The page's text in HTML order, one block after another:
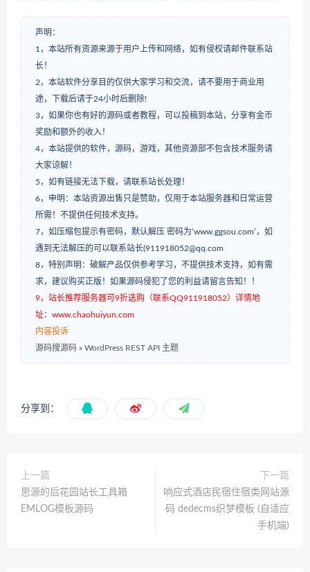
声明：
1，本站所有资源来源于用户上传和网络，如有侵权请邮件联系站
长！
2，本站软件分享目的仅供大家学习和交流，请不要用于商业用
途，下载后请于24小时后删除!
3，如果你也有好的源码或者教程，可以投稿到本站，分享有金币
奖励和额外的收入！
4，本站提供的软件，源码，游戏，其他资源部不包含技术服务请
大家谅解！
5，如有链接无法下载，请联系站长处理！
6，申明：本站资源出售只是赞助，仅用于本站服务器和日常运营
所需！不提供任何技术支持。
7，如压缩包提示有密码，默认解压 密码为‘www.ggsou.com’，如
遇到无法解压的可以联系站长(911918052@qq.com
8，特别声明：破解产品仅供参考学习，不提供技术支持，如有需
求，建议购买正版！如果源码侵犯了您的利益请留言告知！！
9，站长推荐服务器可9折选购（联系QQ911918052）详情地
址：www.chaohuiyun.com
内容投诉
源码搜源码 » WordPress REST API 主题
分享到：
上一篇
思源的后花园站长工具箱
EMLOG模板源码
下一篇
响应式酒店民宿住宿类网站源
码 dedecms织梦模板 (自适应
手机端)